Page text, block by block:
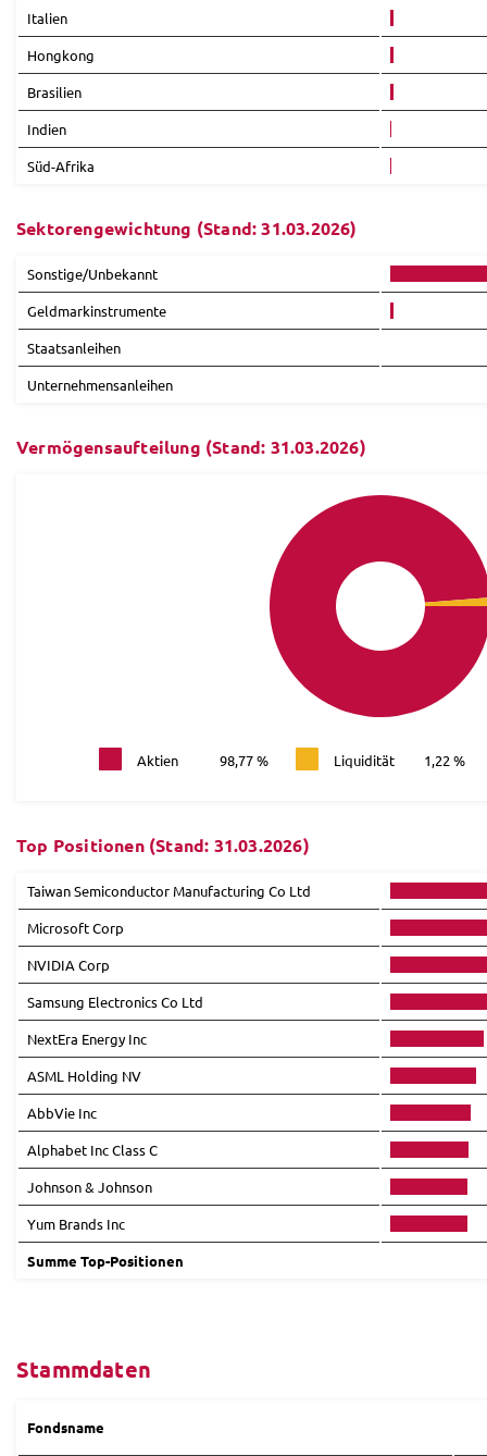
Italien
Hongkong
Brasilien
Indien
Süd-Afrika
Sektorengewichtung (Stand: 31.03.2026)
Sonstige/Unbekannt
Geldmarkinstrumente
Staatsanleihen
Unternehmensanleihen
Vermögensaufteilung (Stand: 31.03.2026)
Aktien 98,77 % Liquidität 1,22 %
Top Positionen (Stand: 31.03.2026)
Taiwan Semiconductor Manufacturing Co Ltd
Microsoft Corp
NVIDIA Corp
Samsung Electronics Co Ltd
NextEra Energy Inc
ASML Holding NV
AbbVie Inc
Alphabet Inc Class C
Johnson & Johnson
Yum Brands Inc
Summe Top-Positionen
Stammdaten
Fondsname